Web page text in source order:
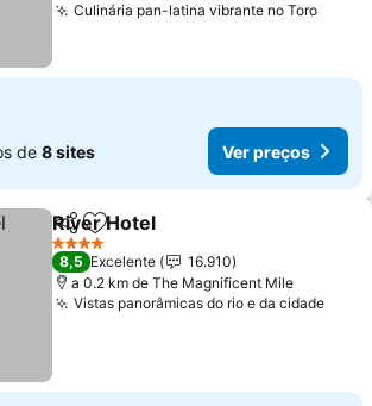
Culinária pan-latina vibrante no ToroVer
de 8 sites Ver preços
PartilharAdicionar aos favoritos
River Hotel
4 Estrelas
8,5 Excelente
16.910
a 0.2 km de The Magnificent Mile
Vistas panorâmicas do rio e da cidadeVer